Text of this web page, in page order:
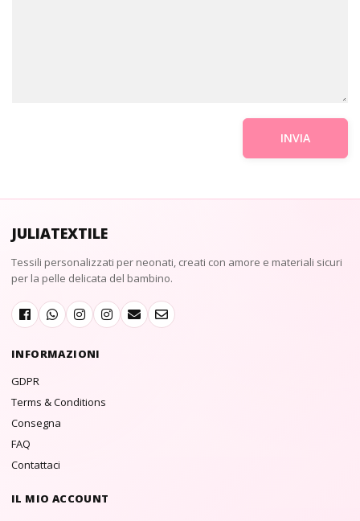
JULIATEXTILE
Tessili personalizzati per neonati, creati con amore e materiali sicuri
per la pelle delicata del bambino.
INFORMAZIONI
GDPR
Terms & Conditions
Consegna
FAQ
Contattaci
IL MIO ACCOUNT